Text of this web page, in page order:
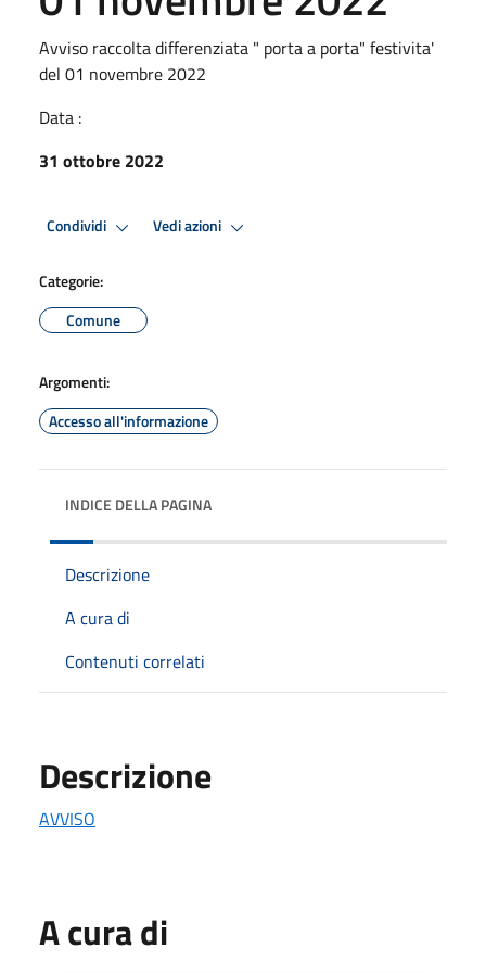
Avviso raccolta differenziata " porta a porta" festivita'
del 01 novembre 2022
Data :
31 ottobre 2022
Condividi Vedi azioni
Categorie:
Comune
Argomenti:
Accesso all'informazione
INDICE DELLA PAGINA
Descrizione
A cura di
Contenuti correlati
Descrizione
AVVISO
A cura di